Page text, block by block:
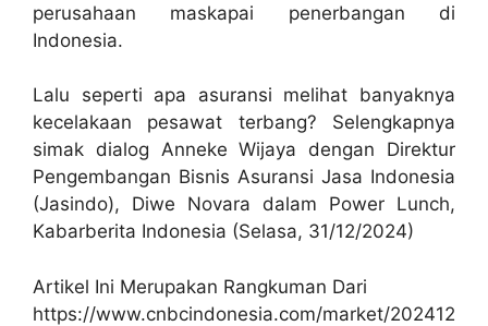
perusahaan maskapai penerbangan di
Indonesia.
Lalu seperti apa asuransi melihat banyaknya
kecelakaan pesawat terbang? Selengkapnya
simak dialog Anneke Wijaya dengan Direktur
Pengembangan Bisnis Asuransi Jasa Indonesia
(Jasindo), Diwe Novara dalam Power Lunch,
Kabarberita Indonesia (Selasa, 31/12/2024)
Artikel Ini Merupakan Rangkuman Dari
https://www.cnbcindonesia.com/market/202412